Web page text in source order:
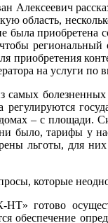
Алексеевич
область,
приобретена
приобретения
на услуги
самых
регулируются
– с площади.
было, тарифы у
льготы, для
которые
готово
обеспечение